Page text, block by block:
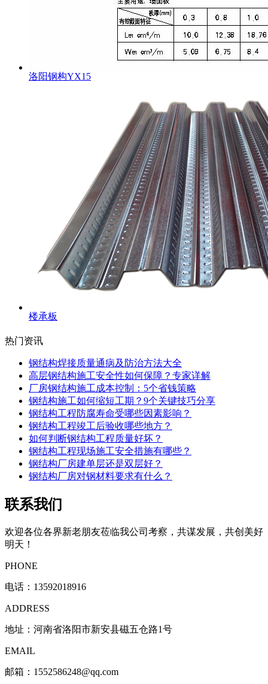
洛阳钢构YX15
楼承板
热门资讯
钢结构焊接质量通病及防治方法大全
高层钢结构施工安全性如何保障？专家详解
厂房钢结构施工成本控制：5个省钱策略
钢结构施工如何缩短工期？9个关键技巧分享
钢结构工程防腐寿命受哪些因素影响？
钢结构工程竣工后验收哪些地方？
如何判断钢结构工程质量好坏？
钢结构工程现场施工安全措施有哪些？
钢结构厂房建单层还是双层好？
钢结构厂房对钢材料要求有什么？
联系我们
欢迎各位各界新老朋友莅临我公司考察，共谋发展，共创美好
明天！
PHONE
电话： 13592018916
ADDRESS
地址：河南省洛阳市新安县磁五仓路1号
EMAIL
邮箱：1552586248@qq.com